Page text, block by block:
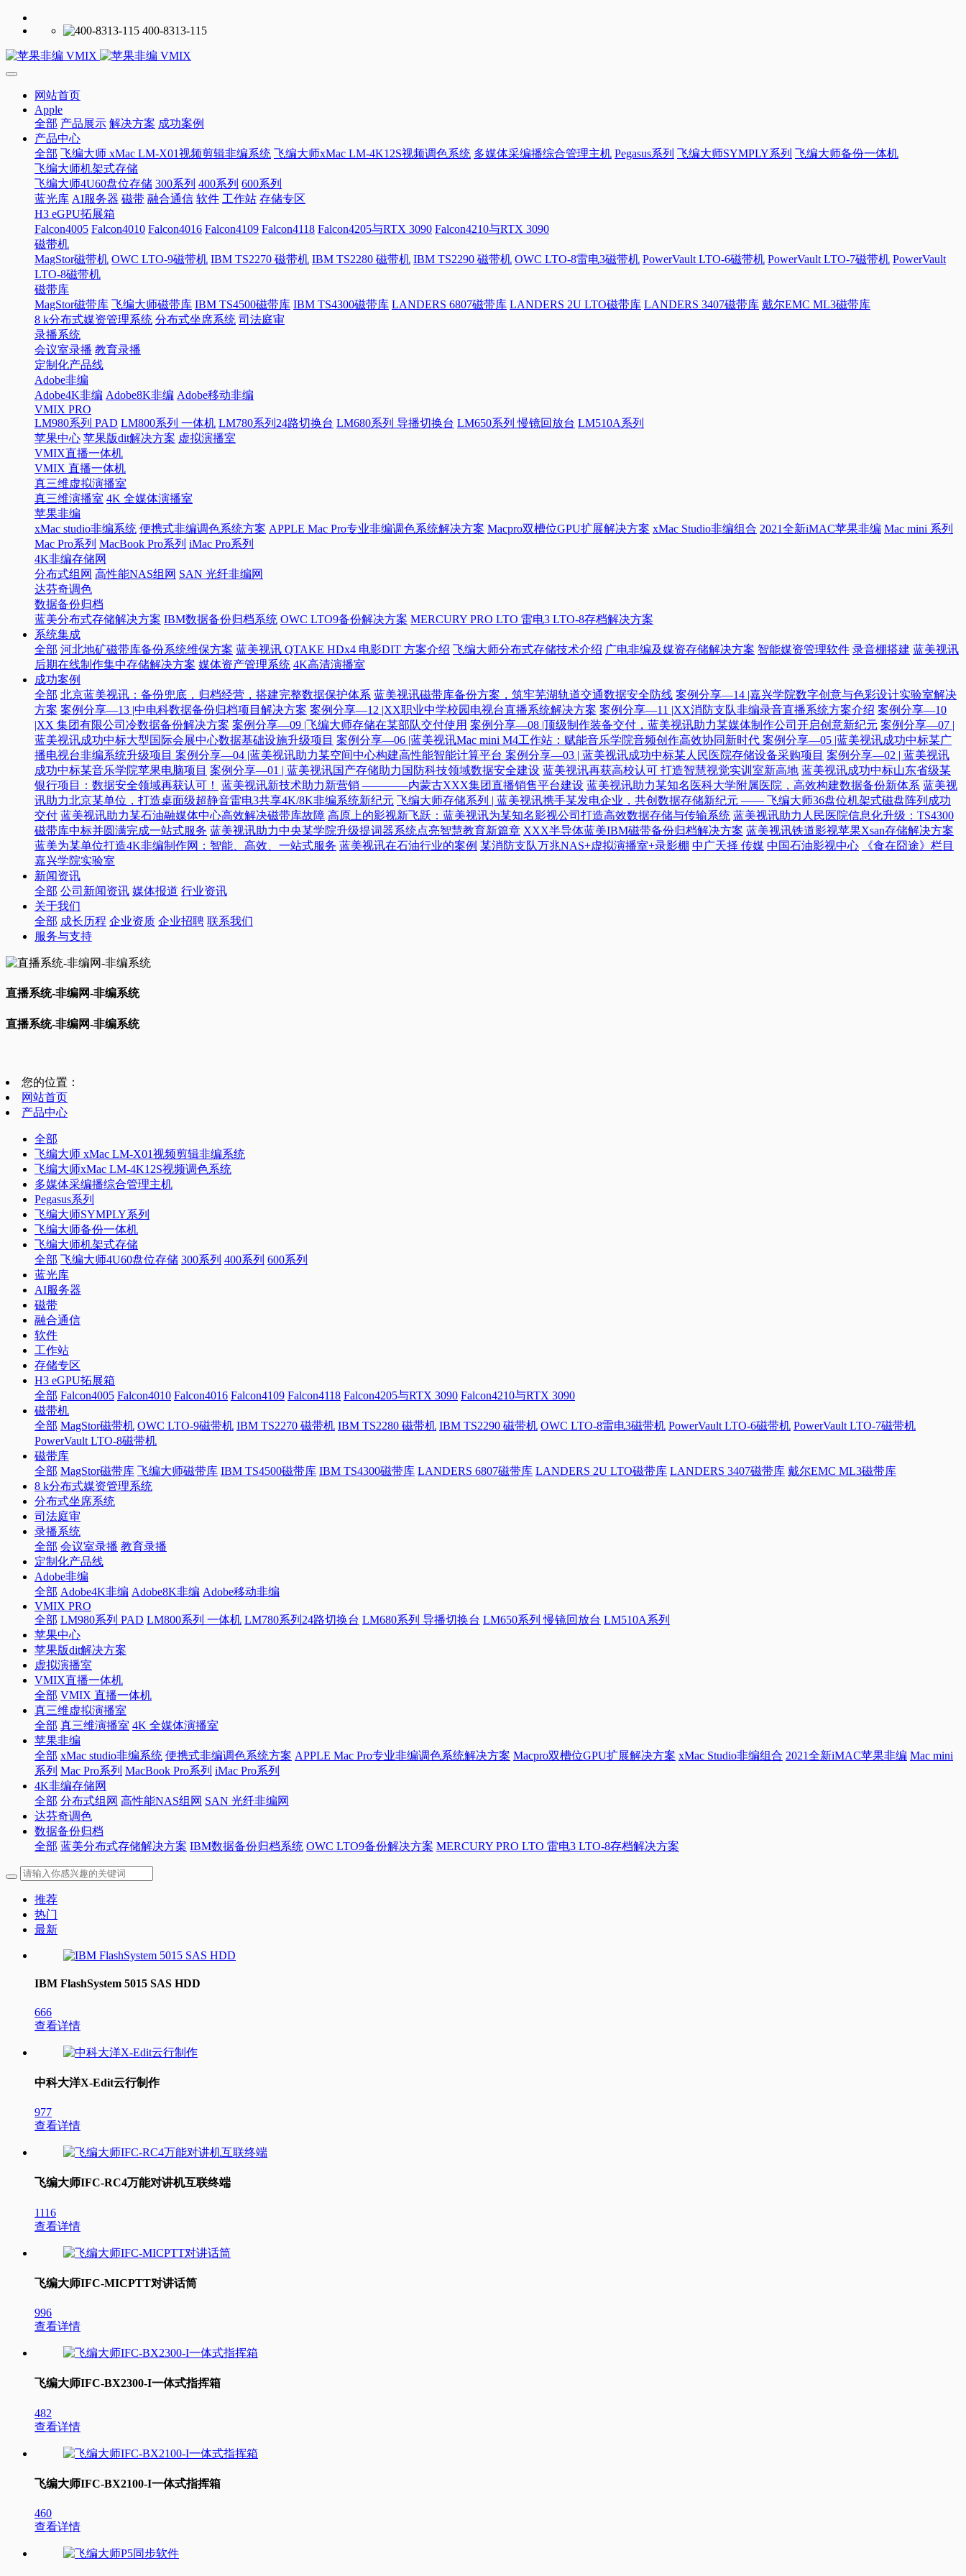
400-8313-115
网站首页
Apple
全部 产品展示 解决方案 成功案例
产品中心
全部 飞编大师 xMac LM-X01视频剪辑非编系统 飞编大师xMac LM-4K12S视频调色系统 多媒体采编播综合管理主机 Pegasus系列 飞编大师SYMPLY系列 飞编大师备份一体机
飞编大师机架式存储
飞编大师4U60盘位存储 300系列 400系列 600系列
蓝光库 AI服务器 磁带 融合通信 软件 工作站 存储专区
H3 eGPU拓展箱
Falcon4005 Falcon4010 Falcon4016 Falcon4109 Falcon4118 Falcon4205与RTX 3090 Falcon4210与RTX 3090
磁带机
MagStor磁带机 OWC LTO-9磁带机 IBM TS2270 磁带机 IBM TS2280 磁带机 IBM TS2290 磁带机 OWC LTO-8雷电3磁带机 PowerVault LTO-6磁带机 PowerVault LTO-7磁带机 PowerVault
LTO-8磁带机
磁带库
MagStor磁带库 飞编大师磁带库 IBM TS4500磁带库 IBM TS4300磁带库 LANDERS 6807磁带库 LANDERS 2U LTO磁带库 LANDERS 3407磁带库 戴尔EMC ML3磁带库
8 k分布式媒资管理系统 分布式坐席系统 司法庭审
录播系统
会议室录播 教育录播
定制化产品线
Adobe非编
Adobe4K非编 Adobe8K非编 Adobe移动非编
VMIX PRO
LM980系列 PAD LM800系列 一体机 LM780系列24路切换台 LM680系列 导播切换台 LM650系列 慢镜回放台 LM510A系列
苹果中心 苹果版dit解决方案 虚拟演播室
VMIX直播一体机
VMIX 直播一体机
真三维虚拟演播室
真三维演播室 4K 全媒体演播室
苹果非编
xMac studio非编系统 便携式非编调色系统方案 APPLE Mac Pro专业非编调色系统解决方案 Macpro双槽位GPU扩展解决方案 xMac Studio非编组合 2021全新iMAC苹果非编 Mac mini 系列
Mac Pro系列 MacBook Pro系列 iMac Pro系列
4K非编存储网
分布式组网 高性能NAS组网 SAN 光纤非编网
达芬奇调色
数据备份归档
蓝美分布式存储解决方案 IBM数据备份归档系统 OWC LTO9备份解决方案 MERCURY PRO LTO 雷电3 LTO-8存档解决方案
系统集成
全部 河北地矿磁带库备份系统维保方案 蓝美视讯 QTAKE HDx4 电影DIT 方案介绍 飞编大师分布式存储技术介绍 广电非编及媒资存储解决方案 智能媒资管理软件 录音棚搭建 蓝美视讯
后期在线制作集中存储解决方案 媒体资产管理系统 4K高清演播室
成功案例
全部 北京蓝美视讯：备份兜底，归档经营，搭建完整数据保护体系 蓝美视讯磁带库备份方案，筑牢芜湖轨道交通数据安全防线 案例分享—14 |嘉兴学院数字创意与色彩设计实验室解决
方案 案例分享—13 |中电科数据备份归档项目解决方案 案例分享—12 |XX职业中学校园电视台直播系统解决方案 案例分享—11 |XX消防支队非编录音直播系统方案介绍 案例分享—10
|XX 集团有限公司冷数据备份解决方案 案例分享—09 |飞编大师存储在某部队交付使用 案例分享—08 |顶级制作装备交付，蓝美视讯助力某媒体制作公司开启创意新纪元 案例分享—07 |
蓝美视讯成功中标大型国际会展中心数据基础设施升级项目 案例分享—06 |蓝美视讯Mac mini M4工作站：赋能音乐学院音频创作高效协同新时代​ 案例分享—05 |蓝美视讯成功中标某广
播电视台非编系统升级项目​ 案例分享—04 |蓝美视讯助力某空间中心构建高性能智能计算平台​ 案例分享—03 | 蓝美视讯成功中标某人民医院存储设备采购项目 案例分享—02 | 蓝美视讯
成功中标某音乐学院苹果电脑项目 案例分享—01 | 蓝美视讯国产存储助力国防科技领域数据安全建设 蓝美视讯再获高校认可 打造智慧视觉实训室新高地 蓝美视讯成功中标山东省级某
银行项目：数据安全领域再获认可！
蓝美视讯新技术助力新营销 ————内蒙古XXX集团直播销售平台建设 蓝美视讯助力某知名医科大学附属医院，高效构建数据备份新体系 蓝美视
讯助力北京某单位，打造桌面级超静音雷电3共享4K/8K非编系统新纪元 飞编大师存储系列 | 蓝美视讯携手某发电企业，共创数据存储新纪元 —— 飞编大师36盘位机架式磁盘阵列成功
交付 蓝美视讯助力某石油融媒体中心高效解决磁带库故障 高原上的影视新飞跃：蓝美视讯为某知名影视公司打造高效数据存储与传输系统 蓝美视讯助力人民医院信息化升级：TS4300
磁带库中标并圆满完成一站式服务 蓝美视讯助力中央某学院升级提词器系统点亮智慧教育新篇章 XXX半导体蓝美IBM磁带备份归档解决方案 蓝美视讯铁道影视苹果Xsan存储解决方案
蓝美为某单位打造4K非编制作网：智能、高效、一站式服务 蓝美视讯在石油行业的案例 某消防支队万兆NAS+虚拟演播室+录影棚 中广天择 传媒 中国石油影视中心
《食在囧途》栏目
嘉兴学院实验室
新闻资讯
全部 公司新闻资讯 媒体报道 行业资讯
关于我们
全部 成长历程 企业资质 企业招聘 联系我们
服务与支持
直播系统-非编网-非编系统
直播系统-非编网-非编系统
您的位置：
网站首页
产品中心
全部
飞编大师 xMac LM-X01视频剪辑非编系统
飞编大师xMac LM-4K12S视频调色系统
多媒体采编播综合管理主机
Pegasus系列
飞编大师SYMPLY系列
飞编大师备份一体机
飞编大师机架式存储
全部 飞编大师4U60盘位存储 300系列 400系列 600系列
蓝光库
AI服务器
磁带
融合通信
软件
工作站
存储专区
H3 eGPU拓展箱
全部 Falcon4005 Falcon4010 Falcon4016 Falcon4109 Falcon4118 Falcon4205与RTX 3090 Falcon4210与RTX 3090
磁带机
全部 MagStor磁带机 OWC LTO-9磁带机 IBM TS2270 磁带机 IBM TS2280 磁带机 IBM TS2290 磁带机 OWC LTO-8雷电3磁带机 PowerVault LTO-6磁带机 PowerVault LTO-7磁带机
PowerVault LTO-8磁带机
磁带库
全部 MagStor磁带库 飞编大师磁带库 IBM TS4500磁带库 IBM TS4300磁带库 LANDERS 6807磁带库 LANDERS 2U LTO磁带库 LANDERS 3407磁带库 戴尔EMC ML3磁带库
8 k分布式媒资管理系统
分布式坐席系统
司法庭审
录播系统
全部 会议室录播 教育录播
定制化产品线
Adobe非编
全部 Adobe4K非编 Adobe8K非编 Adobe移动非编
VMIX PRO
全部 LM980系列 PAD LM800系列 一体机 LM780系列24路切换台 LM680系列 导播切换台 LM650系列 慢镜回放台 LM510A系列
苹果中心
苹果版dit解决方案
虚拟演播室
VMIX直播一体机
全部 VMIX 直播一体机
真三维虚拟演播室
全部 真三维演播室 4K 全媒体演播室
苹果非编
全部 xMac studio非编系统 便携式非编调色系统方案 APPLE Mac Pro专业非编调色系统解决方案 Macpro双槽位GPU扩展解决方案 xMac Studio非编组合 2021全新iMAC苹果非编 Mac mini
系列 Mac Pro系列 MacBook Pro系列 iMac Pro系列
4K非编存储网
全部 分布式组网 高性能NAS组网 SAN 光纤非编网
达芬奇调色
数据备份归档
全部 蓝美分布式存储解决方案 IBM数据备份归档系统 OWC LTO9备份解决方案 MERCURY PRO LTO 雷电3 LTO-8存档解决方案
推荐
热门
最新
IBM FlashSystem 5015 SAS HDD
666
查看详情
中科大洋X-Edit云行制作
977
查看详情
飞编大师IFC-RC4万能对讲机互联终端
1116
查看详情
飞编大师IFC-MICPTT对讲话筒
996
查看详情
飞编大师IFC-BX2300-I一体式指挥箱
482
查看详情
飞编大师IFC-BX2100-I一体式指挥箱
460
查看详情